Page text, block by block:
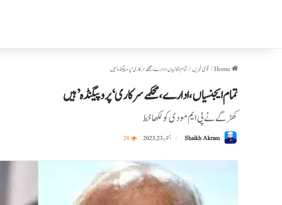
/قومی خبریں/تمام ایجنسیاں، ادارے، محکمے سرکاری ‘پروپیگنڈہ’ ہیں
تمام ایجنسیاں، ادارے، محکمے سرکاری ‘پروپیگنڈہ’ ہیں
کھڑگے نے پی ایم مودی کو لکھا خط
Shaikh Akram اکتوبر 23, 2023 28